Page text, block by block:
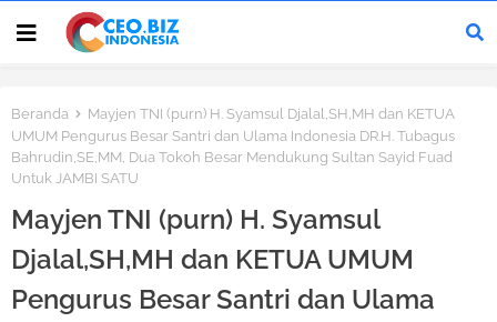
Beranda
Mayjen TNI (purn) H. Syamsul Djalal,SH,MH dan KETUA
UMUM Pengurus Besar Santri dan Ulama Indonesia DR.H. Tubagus
Bahrudin,SE,MM, Dua Tokoh Besar Mendukung Sultan Sayid Fuad
Untuk JAMBI SATU
Mayjen TNI (purn) H. Syamsul
Djalal,SH,MH dan KETUA UMUM
Pengurus Besar Santri dan Ulama